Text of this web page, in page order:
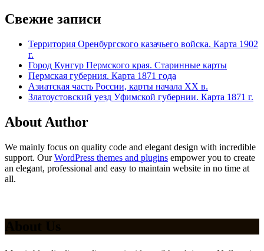
Свежие записи
Территория Оренбургского казачьего войска. Карта 1902
г.
Город Кунгур Пермского края. Старинные карты
Пермская губерния. Карта 1871 года
Азиатская часть России, карты начала XX в.
Златоустовский уезд Уфимской губернии. Карта 1871 г.
About Author
We mainly focus on quality code and elegant design with incredible
support. OurWordPress themes and plugins empower you to create
an elegant, professional and easy to maintain website in no time at
all.